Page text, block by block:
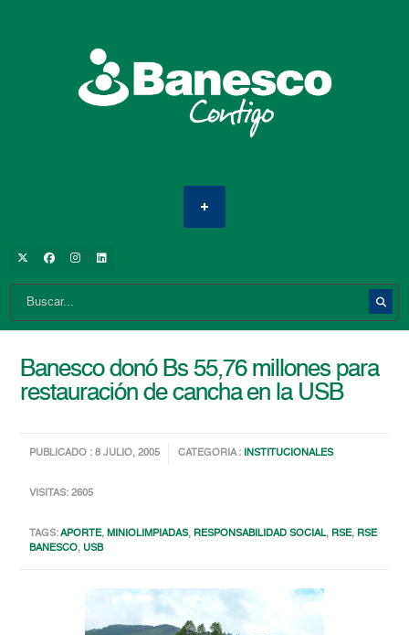
Banesco donó Bs 55,76 millones para
restauración de cancha en la USB
PUBLICADO : 8 JULIO, 2005 CATEGORIA : INSTITUCIONALES
VISITAS: 2605
TAGS:APORTE,MINIOLIMPIADAS, RESPONSABILIDAD SOCIAL, RSE, RSE
BANESCO,USB